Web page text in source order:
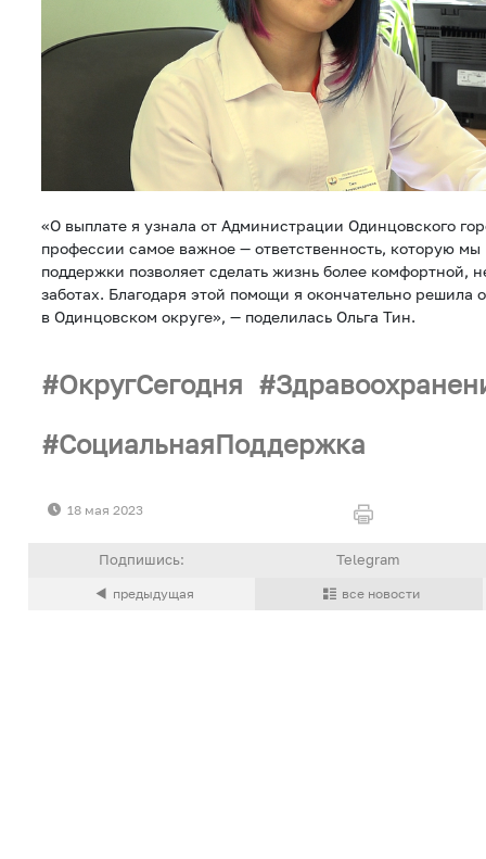
«О выплате я узнала от Администрации Одинцовского
профессии самое важное — ответственность, которую
поддержки позволяет сделать жизнь более комфортной,
заботах. Благодаря этой помощи я окончательно решила
в Одинцовском округе», — поделилась Ольга Тин.
ОкругСегодня
СоциальнаяПоддержка
18 мая 2023